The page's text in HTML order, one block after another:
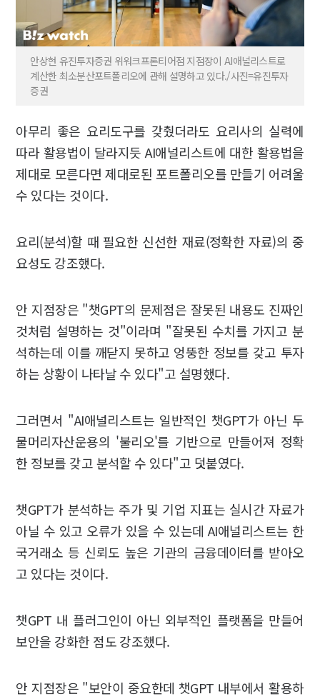
안상현 유진투자증권 위워크프론티어점 지점장이 AI애널리스트로
계산한 최소분산포트폴리오에 관해 설명하고 있다./사진=유진투자
증권
아무리 좋은 요리도구를 갖췄더라도 요리사의 실력에
따라 활용법이 달라지듯 AI애널리스트에 대한 활용법을
제대로 모른다면 제대로된 포트폴리오를 만들기 어려울
수 있다는 것이다.
요리(분석)할 때 필요한 신선한 재료(정확한 자료)의 중
요성도 강조했다.
안 지점장은 "챗GPT의 문제점은 잘못된 내용도 진짜인
것처럼 설명하는 것"이라며 "잘못된 수치를 가지고 분
석하는데 이를 깨닫지 못하고 엉뚱한 정보를 갖고 투자
하는 상황이 나타날 수 있다"고 설명했다.
그러면서 "AI애널리스트는 일반적인 챗GPT가 아닌 두
물머리자산운용의 '불리오'를 기반으로 만들어져 정확
한 정보를 갖고 분석할 수 있다"고 덧붙였다.
챗GPT가 분석하는 주가 및 기업 지표는 실시간 자료가
아닐 수 있고 오류가 있을 수 있는데 AI애널리스트는 한
국거래소 등 신뢰도 높은 기관의 금융데이터를 받아오
고 있다는 것이다.
챗GPT 내 플러그인이 아닌 외부적인 플랫폼을 만들어
보안을 강화한 점도 강조했다.
안 지점장은 "보안이 중요한데 챗GPT 내부에서 활용하